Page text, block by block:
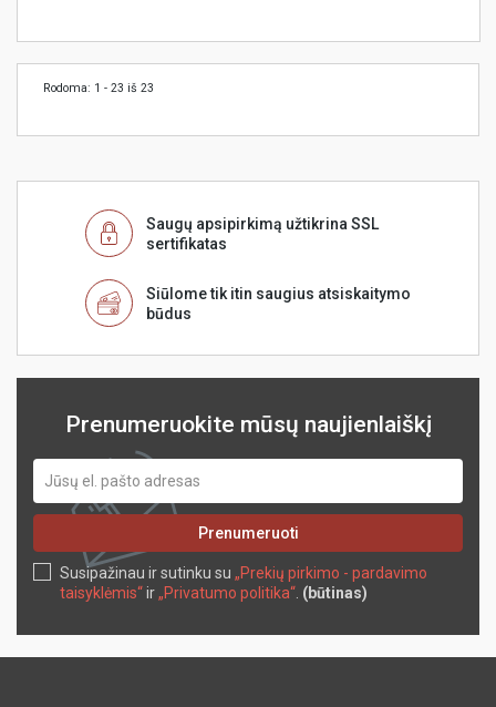
Rodoma: 1 - 23 iš 23
Saugų apsipirkimą užtikrina SSL
sertifikatas
Siūlome tik itin saugius atsiskaitymo
būdus
Prenumeruokite mūsų naujienlaiškį
Prenumeruoti
Susipažinau ir sutinku su „Prekių pirkimo - pardavimo
taisyklėmis“ir„Privatumo politika“. (būtinas)